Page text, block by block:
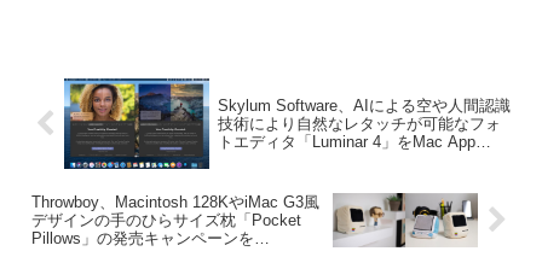
Skylum Software、AIによる空や人間認識
技術により自然なレタッチが可能なフォ
トエディタ「Luminar 4」をMac App
Throwboy、Macintosh 128KやiMac G3風
デザインの手のひらサイズ枕「Pocket
Pillows」の発売キャンペーンを